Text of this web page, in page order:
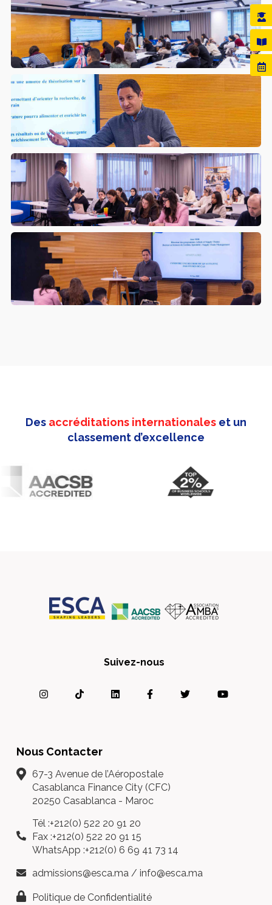
Des accréditations internationales et un
classement d’excellence
Suivez-nous
Nous Contacter
67-3 Avenue de l’Aéropostale
Casablanca Finance City (CFC)
20250 Casablanca - Maroc
Tél :+212(0) 522 20 91 20
Fax :+212(0) 522 20 91 15
WhatsApp :+212(0) 6 69 41 73 14
admissions@esca.ma / info@esca.ma
Politique de Confidentialité